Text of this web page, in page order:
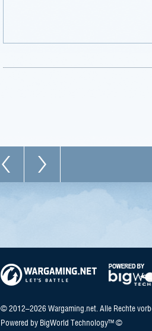
© 2012–2026 Wargaming.net. Alle Rechte
Powered by BigWorld Technology™ ©